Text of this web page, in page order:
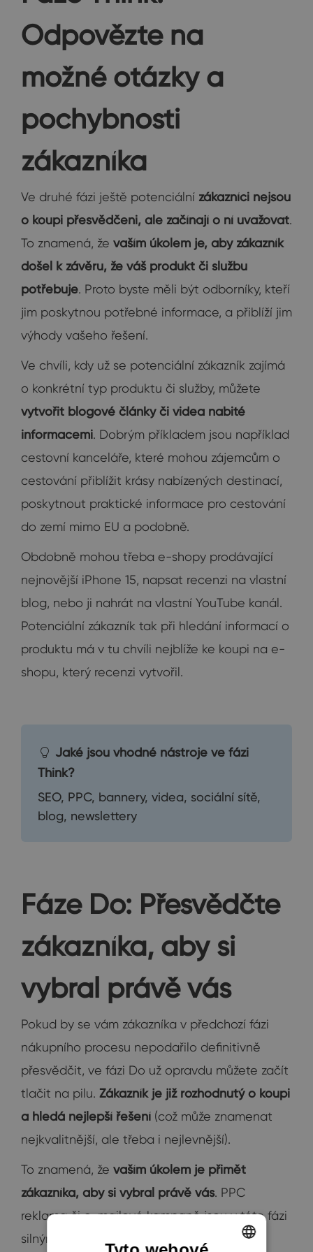
Odpovězte na
možné otázky a
pochybnosti
zákazníka
Ve druhé fázi ještě potenciální zákazníci nejsou
o koupi přesvědčeni, ale začínají o ní uvažovat.
To znamená, že vaším úkolem je, aby zákazník
došel k závěru, že váš produkt či službu
potřebuje. Proto byste měli být odborníky, kteří
jim poskytnou potřebné informace, a přiblíží jim
výhody vašeho řešení.
Ve chvíli, kdy už se potenciální zákazník zajímá
o konkrétní typ produktu či služby, můžete
vytvořit blogové články či videa nabité
informacemi. Dobrým příkladem jsou například
cestovní kanceláře, které mohou zájemcům o
cestování přiblížit krásy nabízených destinací,
poskytnout praktické informace pro cestování
do zemí mimo EU a podobně.
Obdobně mohou třeba e-shopy prodávající
nejnovější iPhone 15, napsat recenzi na vlastní
blog, nebo ji nahrát na vlastní YouTube kanál.
Potenciální zákazník tak při hledání informací o
produktu má v tu chvíli nejblíže ke koupi na e-
shopu, který recenzi vytvořil.
Jaké jsou vhodné nástroje ve fázi
Think?
SEO, PPC, bannery, videa, sociální sítě,
blog, newslettery
Fáze Do: Přesvědčte
zákazníka, aby si
vybral právě vás
Pokud by se vám zákazníka v předchozí fázi
nákupního procesu nepodařilo definitivně
přesvědčit, ve fázi Do už opravdu můžete začít
tlačit na pilu. Zákazník je již rozhodnutý o koupi
a hledá nejlepší řešení (což může znamenat
nejkvalitnější, ale třeba i nejlevnější).
To znamená, že vaším úkolem je přimět
zákazníka, aby si vybral právě vás. PPC
reklama či e-mailové kampaně jsou v této fázi
silným nástrojem. Pro zmíněné e-shopy